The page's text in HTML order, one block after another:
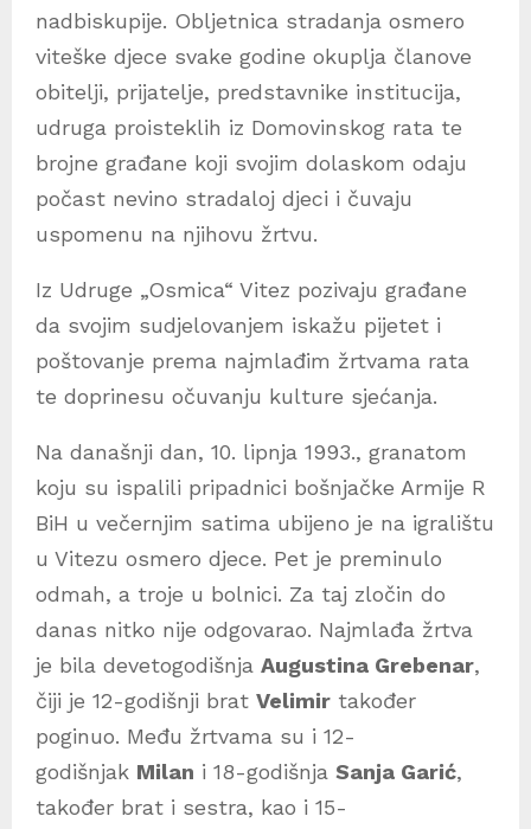
nadbiskupije. Obljetnica stradanja osmero
viteške djece svake godine okuplja članove
obitelji, prijatelje, predstavnike institucija,
udruga proisteklih iz Domovinskog rata te
brojne građane koji svojim dolaskom odaju
počast nevino stradaloj djeci i čuvaju
uspomenu na njihovu žrtvu.
Iz Udruge „Osmica“ Vitez pozivaju građane
da svojim sudjelovanjem iskažu pijetet i
poštovanje prema najmlađim žrtvama rata
te doprinesu očuvanju kulture sjećanja.
Na današnji dan, 10. lipnja 1993., granatom
koju su ispalili pripadnici bošnjačke Armije R
BiH u večernjim satima ubijeno je na igralištu
u Vitezu osmero djece. Pet je preminulo
odmah, a troje u bolnici. Za taj zločin do
danas nitko nije odgovarao. Najmlađa žrtva
je bila devetogodišnja Augustina Grebenar,
čiji je 12-godišnji brat Velimir također
poginuo. Među žrtvama su i 12-
godišnjak Milan i 18-godišnja Sanja Garić,
također brat i sestra, kao i 15-